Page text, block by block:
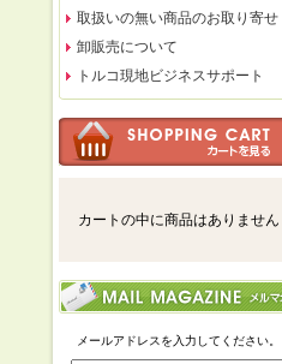
取扱いの無い商品のお取り寄せ
卸販売について
トルコ現地ビジネスサポート
カートの中に商品はありません
メールアドレスを入力してください。